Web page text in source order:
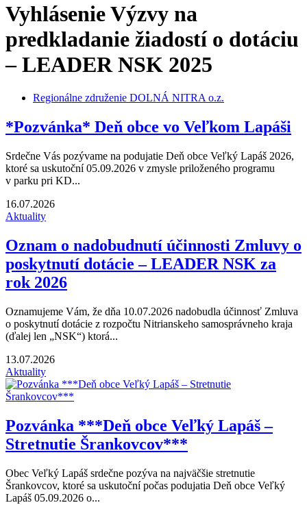
Vyhlásenie Výzvy na
predkladanie žiadostí o dotáciu
– LEADER NSK 2025
Regionálne združenie DOLNÁ NITRA o.z.
*Pozvánka* Deň obce vo Veľkom Lapáši
Srdečne Vás pozývame na podujatie Deň obce Veľký Lapáš 2026,
ktoré sa uskutoční 05.09.2026 v zmysle priloženého programu
v parku pri KD...
16.07.2026
Aktuality
Oznam o nadobudnutí účinnosti Zmluvy o
poskytnutí dotácie – LEADER NSK za
rok 2026
Oznamujeme Vám, že dňa 10.07.2026 nadobudla účinnosť Zmluva
o poskytnutí dotácie z rozpočtu Nitrianskeho samosprávneho kraja
(ďalej len „NSK“) ktorá...
13.07.2026
Aktuality
Pozvánka ***Deň obce Veľký Lapáš –
Stretnutie Šrankovcov***
Obec Veľký Lapáš srdečne pozýva na najväčšie stretnutie
Šrankovcov, ktoré sa uskutoční počas podujatia Deň obce Veľký
Lapáš 05.09.2026 o...